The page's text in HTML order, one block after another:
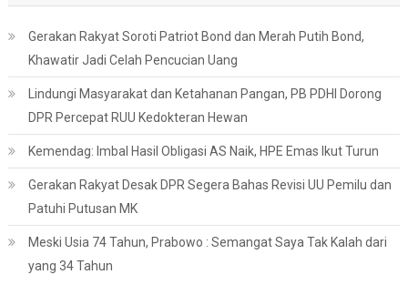
Gerakan Rakyat Soroti Patriot Bond dan Merah Putih Bond,
Khawatir Jadi Celah Pencucian Uang
Lindungi Masyarakat dan Ketahanan Pangan, PB PDHI Dorong
DPR Percepat RUU Kedokteran Hewan
Kemendag: Imbal Hasil Obligasi AS Naik, HPE Emas Ikut Turun
Gerakan Rakyat Desak DPR Segera Bahas Revisi UU Pemilu dan
Patuhi Putusan MK
Meski Usia 74 Tahun, Prabowo : Semangat Saya Tak Kalah dari
yang 34 Tahun